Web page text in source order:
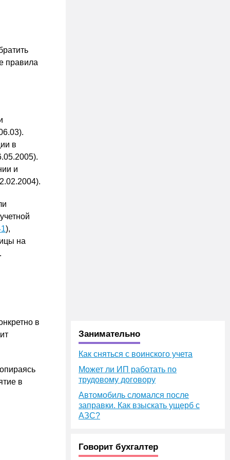
правила
в
и
),
на
в
в
Занимательно
Как сняться с воинского учета
Может ли ИП работать по
трудовому договору
Автомобиль сломался после
заправки. Как взыскать ущерб с
АЗС?
Говорит бухгалтер